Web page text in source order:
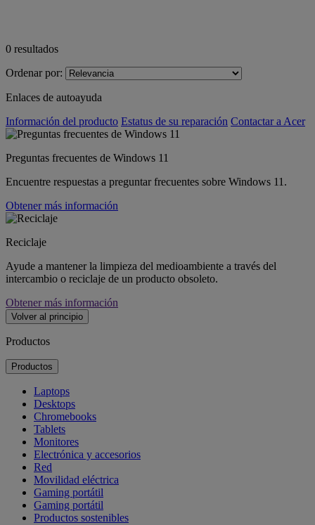
0 resultados
Ordenar por:
Enlaces de autoayuda
Información del producto Estatus de su reparación Contactar a Acer
Preguntas frecuentes de Windows 11
Encuentre respuestas a preguntar frecuentes sobre Windows 11.
Obtener más información
Reciclaje
Ayude a mantener la limpieza del medioambiente a través del
intercambio o reciclaje de un producto obsoleto.
Obtener más información
Volver al principio
Productos
Productos
Laptops
Desktops
Chromebooks
Tablets
Monitores
Electrónica y accesorios
Red
Movilidad eléctrica
Gaming portátil
Gaming portátil
Productos sostenibles